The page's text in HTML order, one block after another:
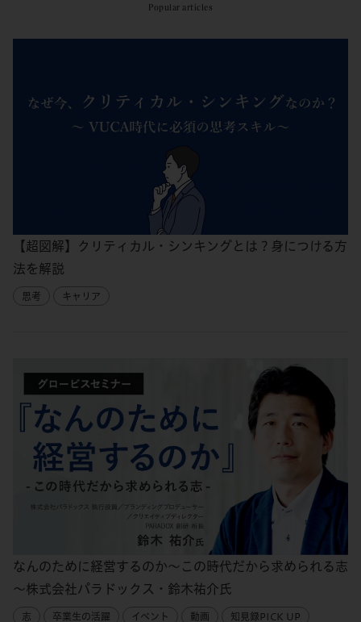
Popular articles
【超図解】クリティカル・シンキングとは？身につける方
法を解説
思考 キャリア
なんのために経営するのか～この時代だから求められる志
～株式会社パラドックス・鈴木祐介氏
志 卒業生の活躍 イベント 動画 知見録PICK UP